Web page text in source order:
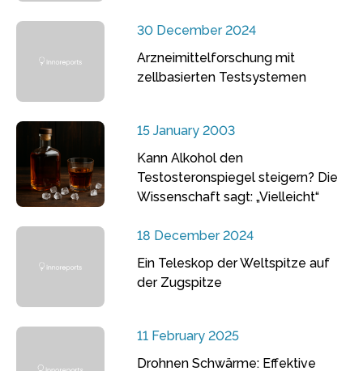
30 December 2024
Arzneimittelforschung mit
zellbasierten Testsystemen
15 January 2003
Kann Alkohol den
Testosteronspiegel steigern? Die
Wissenschaft sagt: „Vielleicht“
18 December 2024
Ein Teleskop der Weltspitze auf
der Zugspitze
11 February 2025
Drohnen Schwärme: Effektive